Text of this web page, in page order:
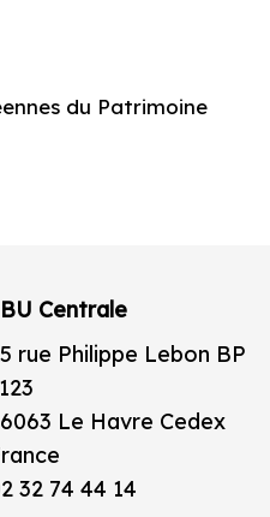
du Patrimoine
BU Centrale
rue Philippe Lebon BP
Le Havre Cedex
32 74 44 14